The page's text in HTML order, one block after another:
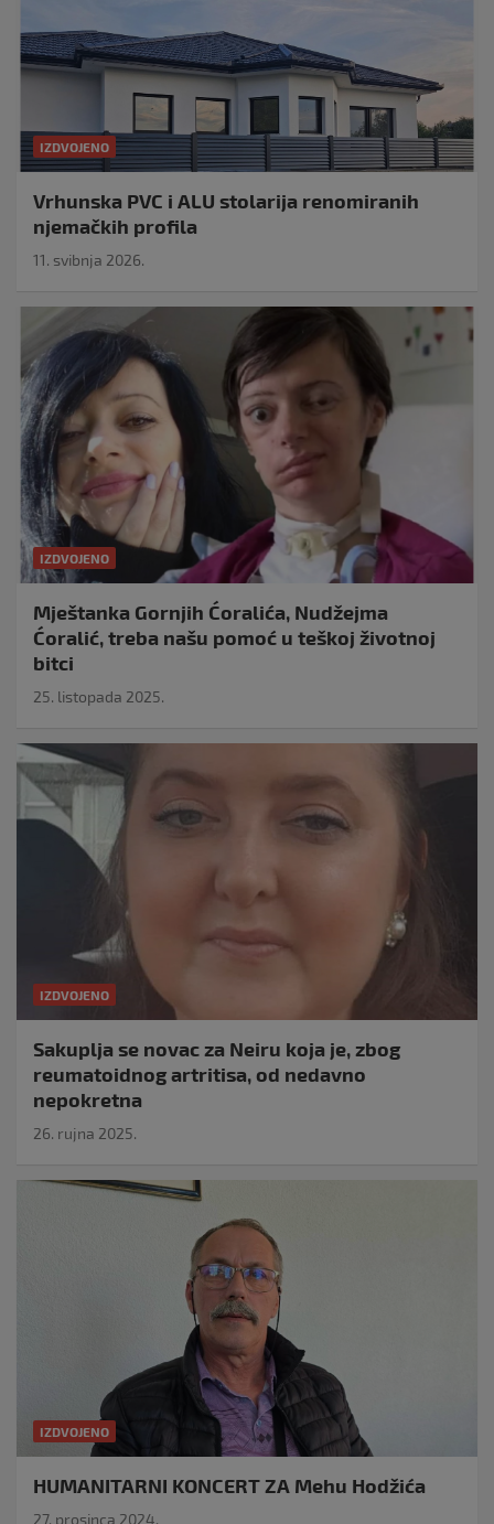
IZDVOJENO
Vrhunska PVC i ALU stolarija renomiranih
njemačkih profila
11. svibnja 2026.
IZDVOJENO
Mještanka Gornjih Ćoralića, Nudžejma
Ćoralić, treba našu pomoć u teškoj životnoj
bitci
25. listopada 2025.
IZDVOJENO
Sakuplja se novac za Neiru koja je, zbog
reumatoidnog artritisa, od nedavno
nepokretna
26. rujna 2025.
IZDVOJENO
HUMANITARNI KONCERT ZA Mehu Hodžića
27. prosinca 2024.